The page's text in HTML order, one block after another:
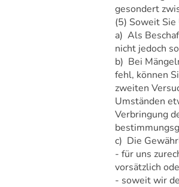
gesondert
(5) Soweit
a) Als
nicht jedoch
b) Bei
fehl, können
zweiten
Umständen
Verbringung
c) Die
- für uns
vorsätzlich
- soweit wir